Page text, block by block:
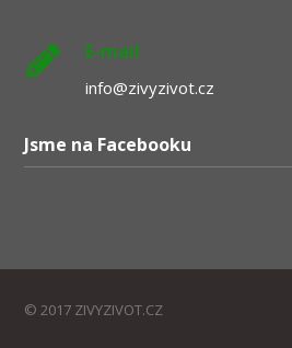
E-mail
info@zivyzivot.cz
Jsme na Facebooku
© 2017 ZIVYZIVOT.CZ